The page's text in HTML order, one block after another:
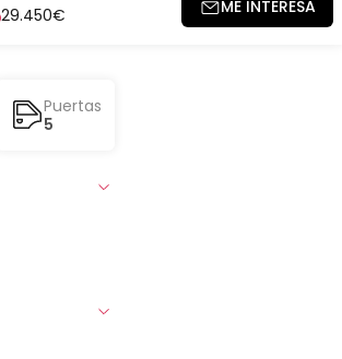
29.450€ ME INTERESA
Puertas
5